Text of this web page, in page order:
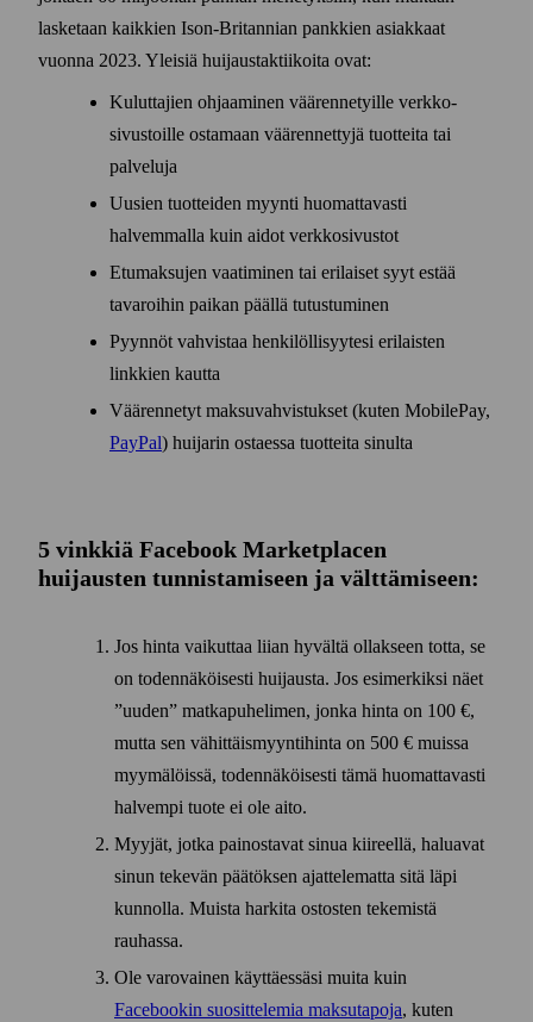
lasketaan kaikkien Ison-Britannian pankkien asiakkaat
vuonna 2023. Yleisiä huijaus­taktiikoita ovat:
Kuluttajien ohjaaminen väärennetyille verkko­
sivustoille ostamaan väärennettyjä tuotteita tai
palveluja
Uusien tuotteiden myynti huomattavasti
halvemmalla kuin aidot verkko­sivustot
Etu­maksujen vaatiminen tai erilaiset syyt estää
tavaroihin paikan päällä tutustuminen
Pyynnöt vahvistaa henkilöllisyytesi erilaisten
linkkien kautta
Väärennetyt maksu­vahvistukset (kuten MobilePay,
PayPal) huijarin ostaessa tuotteita sinulta
5 vinkkiä Facebook Market­placen
huijausten tunnista­miseen ja välttämiseen:
Jos hinta vaikuttaa liian hyvältä ollakseen totta, se
on toden­näköisesti huijausta. Jos esi­merkiksi näet
”uuden” matka­puhelimen, jonka hinta on 100 €,
mutta sen vähittäis­myynti­hinta on 500 € muissa
myymälöissä, toden­näköisesti tämä huomattavasti
halvempi tuote ei ole aito.
Myyjät, jotka painostavat sinua kiireellä, haluavat
sinun tekevän päätöksen ajattelematta sitä läpi
kunnolla. Muista harkita ostosten tekemistä
rauhassa.
Ole varovainen käyttäessäsi muita kuin
Facebookin suosittelemia maksu­tapoja, kuten